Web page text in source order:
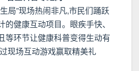
局”现场热闹非凡,市民们踊跃
的健康互动项目。眼疾手快、
等环节让健康科普变得生动有
现场互动游戏赢取精美礼